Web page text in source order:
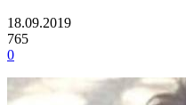
18.09.2019
765
0